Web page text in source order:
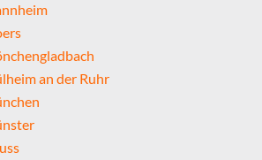
an der Ruhr